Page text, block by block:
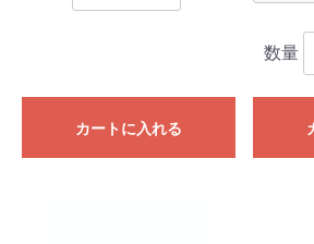
カートに入れる
数量